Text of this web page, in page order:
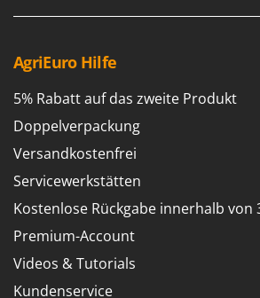
Silky
Simatech
Sirman
Skil
Smartwood
AgriEuro Hilfe
5% Rabatt auf das zweite Produkt
Doppelverpackung
Versandkostenfrei
Servicewerkstätten
Kostenlose Rückgabe innerhalb von
Premium-Account
Videos & Tutorials
Kundenservice